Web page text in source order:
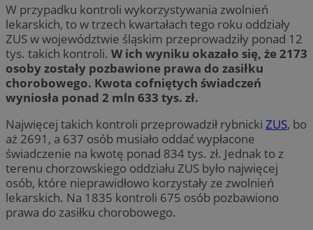
W przypadku kontroli wykorzystywania zwolnień
lekarskich, to w trzech kwartałach tego roku oddziały
ZUS w województwie śląskim przeprowadziły ponad 12
tys. takich kontroli. W ich wyniku okazało się, że 2173
osoby zostały pozbawione prawa do zasiłku
chorobowego. Kwota cofniętych świadczeń
wyniosła ponad 2 mln 633 tys. zł.
Najwięcej takich kontroli przeprowadził rybnicki ZUS, bo
aż 2691, a 637 osób musiało oddać wypłacone
świadczenie na kwotę ponad 834 tys. zł. Jednak to z
terenu chorzowskiego oddziału ZUS było najwięcej
osób, które nieprawidłowo korzystały ze zwolnień
lekarskich. Na 1835 kontroli 675 osób pozbawiono
prawa do zasiłku chorobowego.